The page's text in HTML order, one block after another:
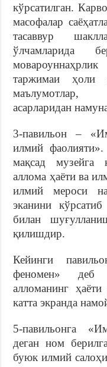
кўрсатилган.
масофалар
тасаввур
ўлчамларида
таржимаи ҳоли
маълумотлар,
асарларидан
3-павильон –
илмий
мақсад музейга
аллома ҳаёти ва
илмий мероси
эканини
билан
қилишдир.
Кейинги
феномен» деб
алломанинг
катта экранда
5-павильонга
деган ном
буюк илмий